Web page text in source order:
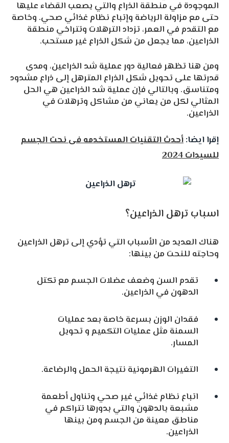
الموجودة في منطقة الذراع والتي يصعب القضاء عليها
حتى مع مزاولة الرياضة وإتباع نظام غذائي صحي. وخاصة
مع التقدم في العمر، تزداد الترهلات وتتراخي منطقة
الذراعين، مما يجعل من شكل الذراع غير مستحب.
ومن هنا تظهر فعالية دور عملية شد الذراعين، ومدى
قدرتها على تحويل شكل الذراع المترهل إلى ذراع مشدود
ومتناسق. وبالتالي فإن عملية شد الذراعين هي الحل
المثالي لكل من يعاني من مشاكل وترهلات في
الذراعين.
إقرا ايضا:أحدث التقنيات المستخدمه فى نحت الجسم
للسيدات 2024
اسباب ترهل الذراعين؟
هناك العديد من الأسباب التي تؤدي إلى ترهل الذراعين
وحاجته للنحت من بينها:
تقدم السن وضعف عضلات الجسم مع تكتل
الدهون في الذراعين.
فقدان الوزن بسرعة خاصة بعد عمليات
السمنة مثل عمليات التكميم و تحويل
المسار.
التغيرات الهرمونية نتيجة الحمل والرضاعة.
اتباع نظام غذائي غير صحي وتناول أطعمة
مشبعة بالدهون والتي بدورها تتراكم في
مناطق معينة من الجسم ومن بينها
الذراعين.